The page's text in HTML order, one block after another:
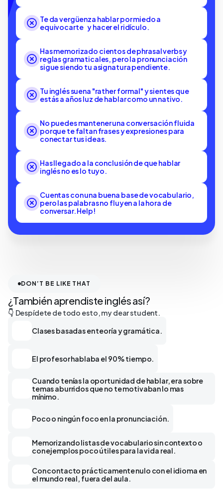
Te da vergüenza hablar por miedo a
equivocarte y hacer el ridículo.
Has memorizado cientos de phrasal verbs y
reglas gramaticales, pero la pronunciación
sigue siendo tu asignatura pendiente.
Tu inglés suena "rather formal" y sientes que
estás a años luz de hablar como un nativo.
No puedes mantener una conversación fluida
porque te faltan frases y expresiones para
conectar tus ideas.
Has llegado a la conclusión de que hablar
inglés no es lo tuyo.
Cuentas con una buena base de vocabulario,
pero las palabras no fluyen a la hora de
conversar. Help!
DON’T BE LIKE THAT
¿También aprendiste inglés así?
👇 Despídete de todo esto, my dear student.
Clases basadas en teoría y gramática.
El profesor hablaba el 90% tiempo.
Cuando tenías la oportunidad de hablar, era sobre
temas aburridos que no te motivaban lo mas
mínimo.
Poco o ningún foco en la pronunciación.
Memorizando listas de vocabulario sin contexto o
con ejemplos poco útiles para la vida real.
Con contacto prácticamente nulo con el idioma en
el mundo real, fuera del aula.